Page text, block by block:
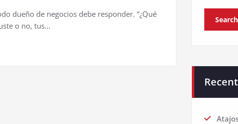
dueño de negocios debe responder. “¿Qué
o no, tus…